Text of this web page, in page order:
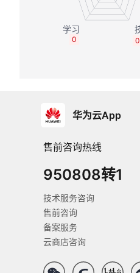
0
0
华为云App
售前咨询热线
950808转1
技术服务咨询
售前咨询
备案服务
云商店咨询